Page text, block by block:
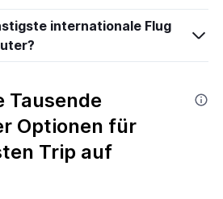
internationale Flug
Tausende
Optionen für
Trip auf